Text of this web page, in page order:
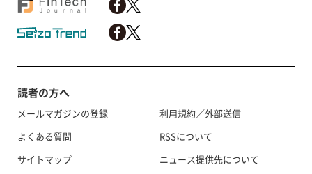
読者の方へ
メールマガジンの登録
よくある質問
サイトマップ
利用規約／外部送信
RSSについて
ニュース提供先について